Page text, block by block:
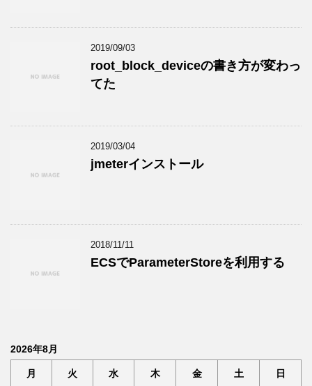
2019/09/03
root_block_deviceの書き方が変わっ
てた
2019/03/04
jmeterインストール
2018/11/11
ECSでParameterStoreを利用する
2026年8月
月 火 水 木 金 土 日